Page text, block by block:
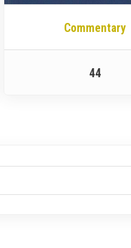
Commentary
44